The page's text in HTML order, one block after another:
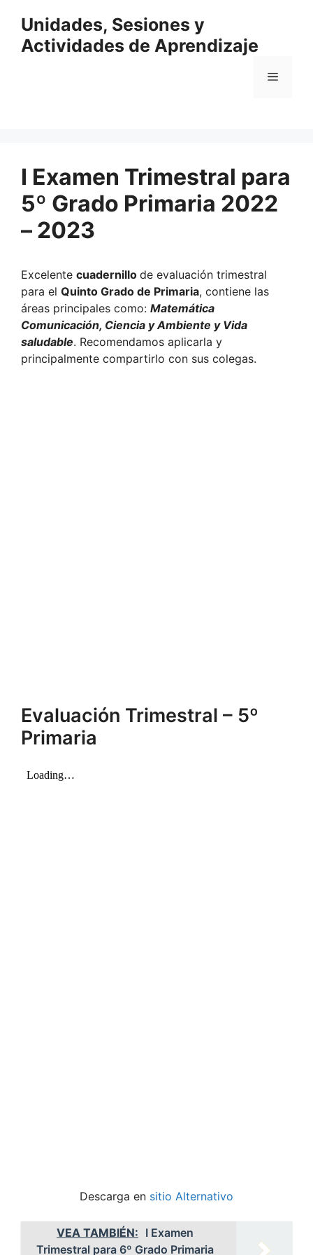
contenido
Unidades, Sesiones y
Actividades de Aprendizaje
Menú
I Examen Trimestral para
5º Grado Primaria 2022
– 2023
Excelente cuadernillo de evaluación trimestral
para el Quinto Grado de Primaria, contiene las
áreas principales como: Matemática
Comunicación, Ciencia y Ambiente y Vida
saludable. Recomendamos aplicarla y
principalmente compartirlo con sus colegas.
Evaluación Trimestral – 5º
Primaria
Descarga en sitio Alternativo
VEA TAMBIÉN: I Examen
Trimestral para 6º Grado Primaria